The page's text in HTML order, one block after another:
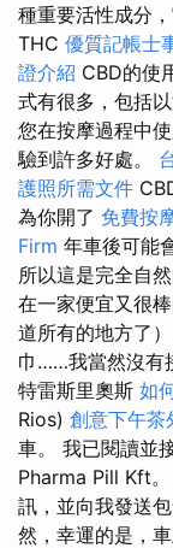
種重要活性成分
THC 優質記帳士
證介紹 CBD的使
式有很多，包括
您在按摩過程中
驗到許多好處。
護照所需文件
為你開了 免費按
Firm 年車後可能
所以這是完全自
在一家便宜又很
道所有的地方了）
巾……我當然沒有
特雷斯里奧斯 如
Rios) 創意下午茶
車。 我已閱讀並
Pharma Pill Kft
訊，並向我發送
然，幸運的是，